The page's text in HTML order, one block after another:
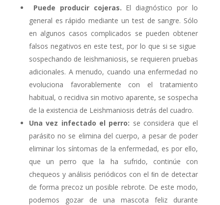
Puede producir cojeras. El diagnóstico por lo
general es rápido mediante un test de sangre. Sólo
en algunos casos complicados se pueden obtener
falsos negativos en este test, por lo que si se sigue
sospechando de leishmaniosis, se requieren pruebas
adicionales. A menudo, cuando una enfermedad no
evoluciona favorablemente con el tratamiento
habitual, o recidiva sin motivo aparente, se sospecha
de la existencia de Leishmaniosis detrás del cuadro.
Una vez infectado el perro: se considera que el
parásito no se elimina del cuerpo, a pesar de poder
eliminar los síntomas de la enfermedad, es por ello,
que un perro que la ha sufrido, continúe con
chequeos y análisis periódicos con el ﬁn de detectar
de forma precoz un posible rebrote. De este modo,
podemos gozar de una mascota feliz durante